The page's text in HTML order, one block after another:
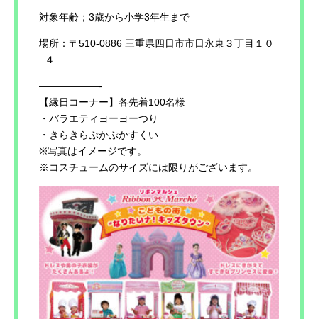
対象年齢；3歳から小学3年生まで
場所：〒510-0886 三重県四日市市日永東３丁目１０
−４
——————-
【縁日コーナー】各先着100名様
・バラエティヨーヨーつり
・きらきらぷかぷかすくい
※写真はイメージです。
※コスチュームのサイズには限りがございます。